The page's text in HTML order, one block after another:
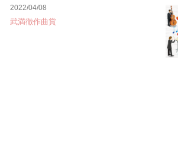
2022/04/08
武満徹作曲賞